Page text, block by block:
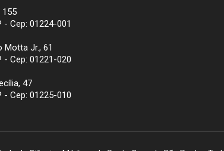
155
- Cep: 01224-001
Motta Jr., 61
- Cep: 01221-020
47
- Cep: 01225-010